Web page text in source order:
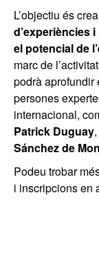
L’objectiu és
d’experiències
el potencial de
marc de
podrà
persones
internacional,
Patrick Duguay
Sánchez de
Podeu trobar
i inscripcions en